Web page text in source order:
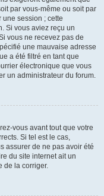
par vous-même ou soit par
session ; cette
Si vous aviez reçu un
vous ne recevez pas de
une mauvaise adresse
a été filtré en tant que
électronique que vous
un administrateur du forum.
vous avant tout que votre
Si tel est le cas,
assurer de ne pas avoir été
du site internet ait un
de la corriger.